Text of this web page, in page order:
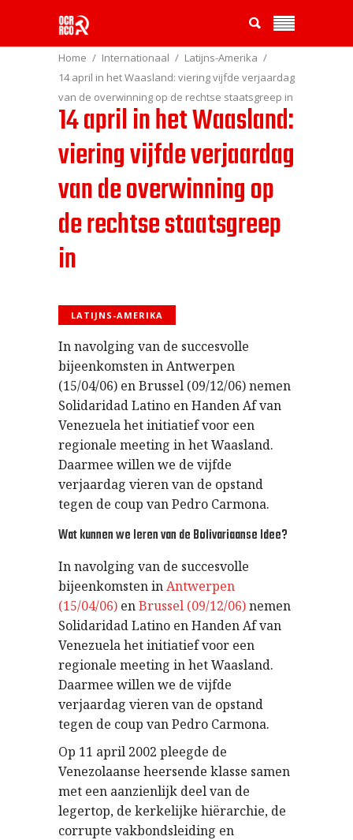
Home Internationaal
Latijns-Amerika
14 april in het Waasland: viering vijfde verjaardag
van de overwinning op de rechtse staatsgreep in
14 april in het Waasland:
viering vijfde verjaardag
van de overwinning op
de rechtse staatsgreep
in
LATIJNS-AMERIKA
In navolging van de succesvolle
bijeenkomsten in Antwerpen
(15/04/06) en Brussel (09/12/06) nemen
Solidaridad Latino en Handen Af van
Venezuela het initiatief voor een
regionale meeting in het Waasland.
Daarmee willen we de vijfde
verjaardag vieren van de opstand
tegen de coup van Pedro Carmona.
Wat kunnen we leren van de Bolivariaanse Idee?
In navolging van de succesvolle
bijeenkomsten inAntwerpen
(15/04/06) enBrussel (09/12/06)nemen
Solidaridad Latino en Handen Af van
Venezuela het initiatief voor een
regionale meeting in het Waasland.
Daarmee willen we de vijfde
verjaardag vieren van de opstand
tegen de coup van Pedro Carmona.
Op 11 april 2002 pleegde de
Venezolaanse heersende klasse samen
met een aanzienlijk deel van de
legertop, de kerkelijke hiërarchie, de
corrupte vakbondsleiding en